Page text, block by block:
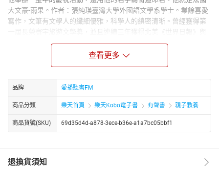
大文豪-雨果。作者：張純瑛臺灣大學外國語文學系學士。業餘喜愛
寫作，文筆有文學人的纖細優雅，科學人的縝密清晰。曾經獲得第
一屆長榮寰宇旅遊文學獎，並且連續三年獲得北美《世界日報》與
芝加哥華文作協合辦的極短篇小說徵文獎與旅遊文學獎。講者：李
艷秋台灣著名資深媒體人、主播、電視節目主持人、記者，曾擔任
第51屆電視金鐘獎評審委員，也是該屆教育文化、兒少節目獎項召
字》、《華視新聞雜誌》、《新聞夜總會》等節目。出版《新聞背
後，真相之前》《不一樣的親密關係》《走一條快樂學習的路》等
著作。主講多部有聲故事書：十萬個為什麼、好寶寶床邊故事、兒
童動動腦、李姐姐說故事等作品，更有李艷秋說故事APP的發行。
章節：01悲慘世界浪漫心：雨果02悲慘世界浪漫心：雨果
查看更多
品牌 愛播聽書FM
商品分類 樂天首頁 樂天Kobo電子書 有聲書 親子教養
商品貨號(SKU) 69d35d4d-a878-3ece-b36e-a1a7bc05bbf1
退換貨須知